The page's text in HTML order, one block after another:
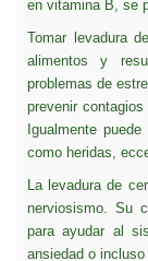
en vitamina B, se
Tomar levadura
alimentos y
problemas de
prevenir
Igualmente
como heridas,
La levadura de
nerviosismo. Su
para ayudar al
ansiedad o incluso